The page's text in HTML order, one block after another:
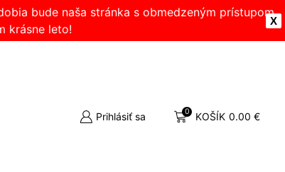
X
bude naša stránka s obmedzeným prístupom.
krásne leto!
Prihlásiť sa 0 KOŠÍK 0.00 €